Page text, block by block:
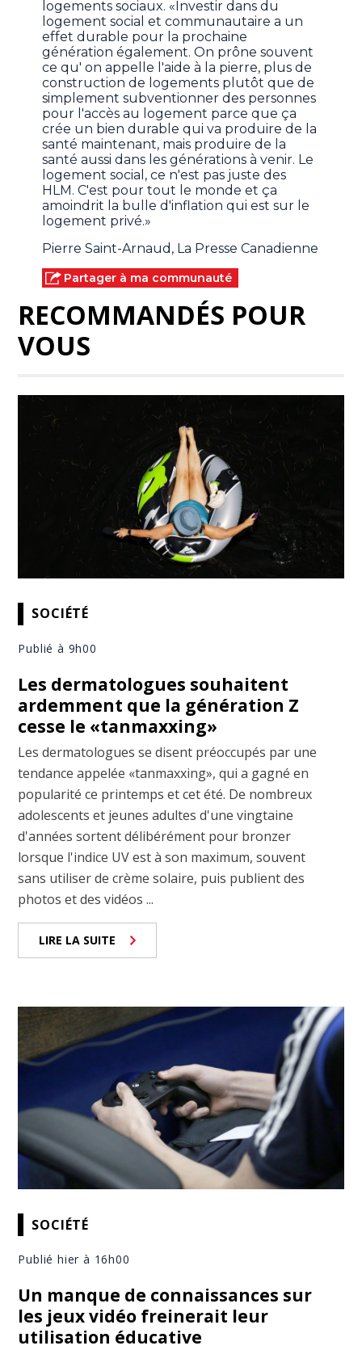
logements sociaux. «Investir dans du
logement social et communautaire a un
effet durable pour la prochaine
génération également. On prône souvent
ce qu' on appelle l'aide à la pierre, plus de
construction de logements plutôt que de
simplement subventionner des personnes
pour l'accès au logement parce que ça
crée un bien durable qui va produire de la
santé maintenant, mais produire de la
santé aussi dans les générations à venir. Le
logement social, ce n'est pas juste des
HLM. C'est pour tout le monde et ça
amoindrit la bulle d'inflation qui est sur le
logement privé.»
Pierre Saint-Arnaud, La Presse Canadienne
Partager à ma communauté
RECOMMANDÉS POUR
VOUS
SOCIÉTÉ
Publié à 9h00
Les dermatologues souhaitent
ardemment que la génération Z
cesse le «tanmaxxing»
Les dermatologues se disent préoccupés par une
tendance appelée «tanmaxxing», qui a gagné en
popularité ce printemps et cet été. De nombreux
adolescents et jeunes adultes d'une vingtaine
d'années sortent délibérément pour bronzer
lorsque l'indice UV est à son maximum, souvent
sans utiliser de crème solaire, puis publient des
photos et des vidéos ...
LIRE LA SUITE
SOCIÉTÉ
Publié hier à 16h00
Un manque de connaissances sur
les jeux vidéo freinerait leur
utilisation éducative